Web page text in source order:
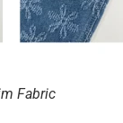
Fabric